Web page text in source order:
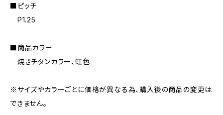
■ピッチ
P1.25
■商品カラー
焼きチタンカラー、虹色
※サイズやカラーごとに価格が異なる為、購入後の商品の変更は
できません。